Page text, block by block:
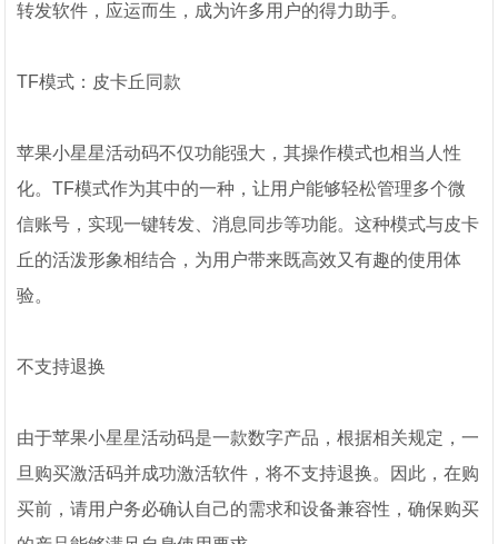
转发软件，应运而生，成为许多用户的得力助手。
TF模式：皮卡丘同款
苹果小星星活动码不仅功能强大，其操作模式也相当人性
化。TF模式作为其中的一种，让用户能够轻松管理多个微
信账号，实现一键转发、消息同步等功能。这种模式与皮卡
丘的活泼形象相结合，为用户带来既高效又有趣的使用体
验。
不支持退换
由于苹果小星星活动码是一款数字产品，根据相关规定，一
旦购买激活码并成功激活软件，将不支持退换。因此，在购
买前，请用户务必确认自己的需求和设备兼容性，确保购买